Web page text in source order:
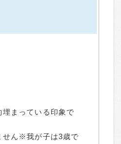
まっている印象で
せん※我が子は3歳で